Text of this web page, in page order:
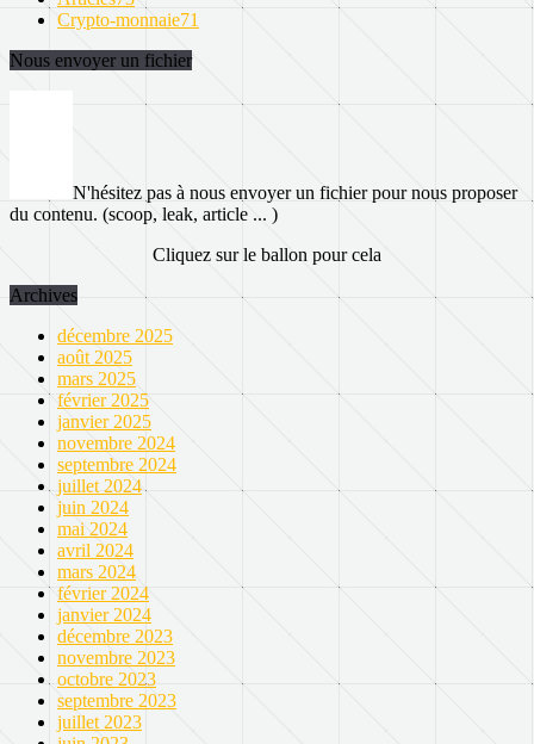
Crypto-monnaie71
Nous envoyer un fichier
N'hésitez pas à nous envoyer un fichier pour nous proposer
du contenu. (scoop, leak, article ... )
Cliquez sur le ballon pour cela
Archives
décembre 2025
août 2025
mars 2025
février 2025
janvier 2025
novembre 2024
septembre 2024
juillet 2024
juin 2024
mai 2024
avril 2024
mars 2024
février 2024
janvier 2024
décembre 2023
novembre 2023
octobre 2023
septembre 2023
juillet 2023